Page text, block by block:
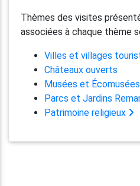
Thèmes des visites
associées à chaque thème
Villes et villages
Châteaux ouverts
Musées et Écomusées
Parcs et Jardins
Patrimoine religieux